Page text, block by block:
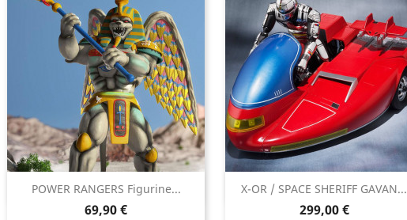
POWER RANGERS Figurine...
Prix
69,90 €
Aperçu rapide X-OR / SPACE SHERIFF GAVAN...
Prix
299,00 €
Aperçu rapide